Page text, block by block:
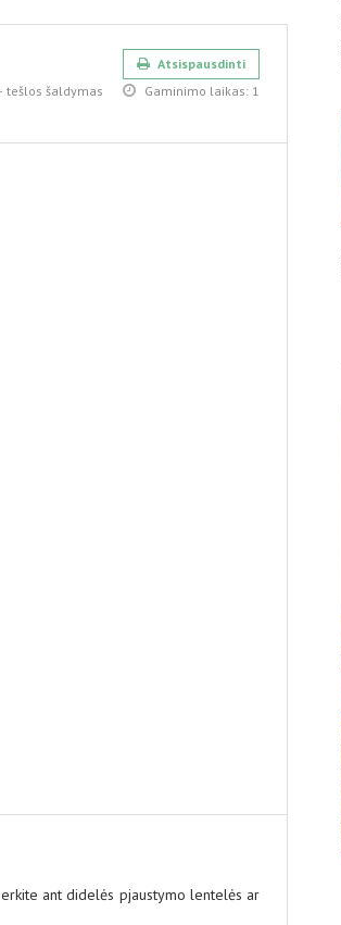
Atsispausdinti
tešlos šaldymas Gaminimo laikas: 1
ant didelės pjaustymo lentelės ar